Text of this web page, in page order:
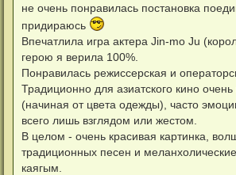
не очень понравилась постановка
придираюсь
Впечатлила игра актера Jin-mo Ju
герою я верила 100%.
Понравилась режиссерская и
Традиционно для азиатского кино
(начиная от цвета одежды), часто
всего лишь взглядом или жестом.
В целом - очень красивая картинка,
традиционных песен и меланхолические
каягым.